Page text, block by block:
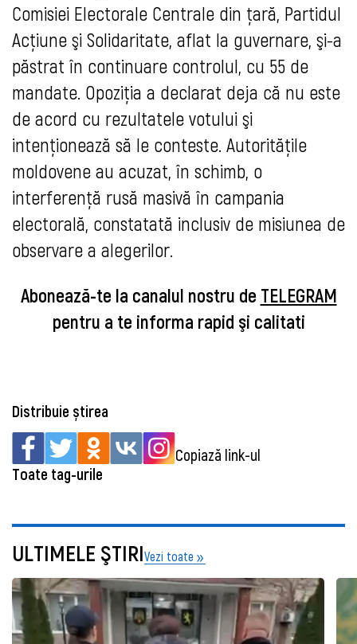
Comisiei Electorale Centrale din ţară, Partidul
Acţiune şi Solidaritate, aflat la guvernare, şi-a
păstrat în continuare controlul, cu 55 de
mandate. Opoziţia a declarat deja că nu este
de acord cu rezultatele votului şi
intenţionează să le conteste. Autorităţile
moldovene au acuzat, în schimb, o
interferenţă rusă masivă în campania
electorală, constatată inclusiv de misiunea de
observare a alegerilor.
Abonează-te la canalul nostru de TELEGRAM
pentru a te informa rapid şi calitati
Distribuie știrea
Copiază link-ul
Toate tag-urile
ULTIMELE ŞTIRIVezi toate